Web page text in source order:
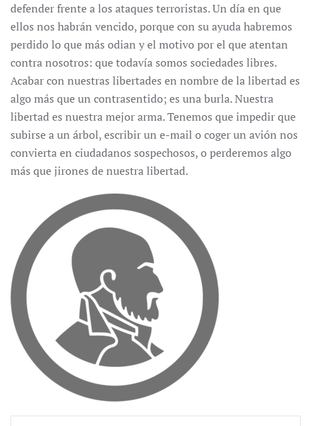
defender frente a los ataques terroristas. Un día en que
ellos nos habrán vencido, porque con su ayuda habremos
perdido lo que más odian y el motivo por el que atentan
contra nosotros: que todavía somos sociedades libres.
Acabar con nuestras libertades en nombre de la libertad es
algo más que un contrasentido; es una burla. Nuestra
libertad es nuestra mejor arma. Tenemos que impedir que
subirse a un árbol, escribir un e-mail o coger un avión nos
convierta en ciudadanos sospechosos, o perderemos algo
más que jirones de nuestra libertad.